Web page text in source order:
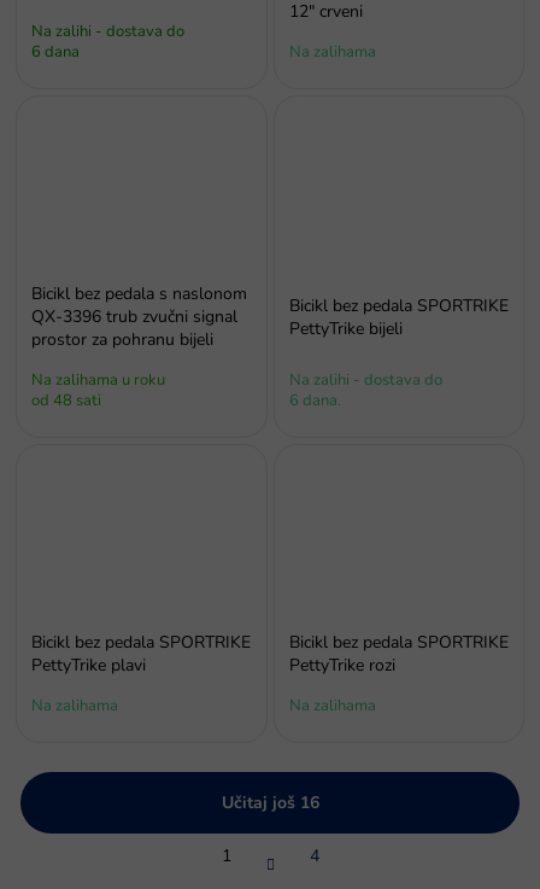
Na zalihi - dostava do
6 dana
12" crveni
Na zalihama
Bicikl bez pedala s naslonom
QX-3396 trub zvučni signal
prostor za pohranu bijeli
Na zalihama u roku
od 48 sati
Bicikl bez pedala SPORTRIKE
PettyTrike bijeli
Na zalihi - dostava do
6 dana.
Bicikl bez pedala SPORTRIKE
PettyTrike plavi
Na zalihama
Bicikl bez pedala SPORTRIKE
PettyTrike rozi
Na zalihama
Učitaj još 16
P
a
1 4